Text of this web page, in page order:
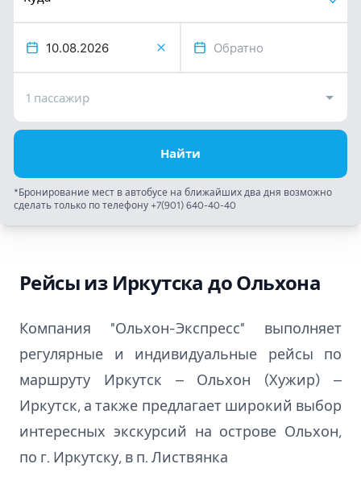
1 пассажир
Найти
*Бронирование мест в автобусе на ближайших два дня возможно
сделать только по телефону +7(901) 640-40-40
Рейсы из Иркутска до Ольхона
Компания "Ольхон-Экспресс" выполняет
регулярные и индивидуальные рейсы по
маршруту Иркутск – Ольхон (Хужир) –
Иркутск, а также предлагает широкий выбор
интересных экскурсий на острове Ольхон,
по г. Иркутску, в п. Листвянка